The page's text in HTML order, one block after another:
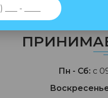
Пн - Сб: с